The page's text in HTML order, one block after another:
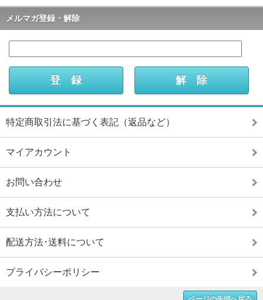
メルマガ登録・解除
特定商取引法に基づく表記（返品など）
マイアカウント
お問い合わせ
支払い方法について
配送方法･送料について
プライバシーポリシー